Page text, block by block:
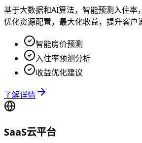
基于大数据和AI算法，智能预测入住率
优化资源配置，最大化收益，提升客户
智能房价预测
入住率预测分析
收益优化建议
了解详情
SaaS云平台